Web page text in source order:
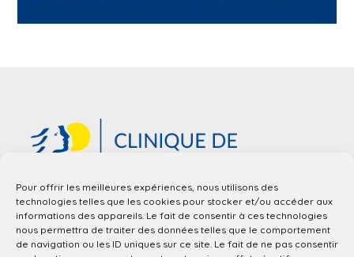
Pour offrir les meilleures expériences, nous utilisons des
technologies telles que les cookies pour stocker et/ou accéder aux
informations des appareils. Le fait de consentir à ces technologies
nous permettra de traiter des données telles que le comportement
de navigation ou les ID uniques sur ce site. Le fait de ne pas consentir